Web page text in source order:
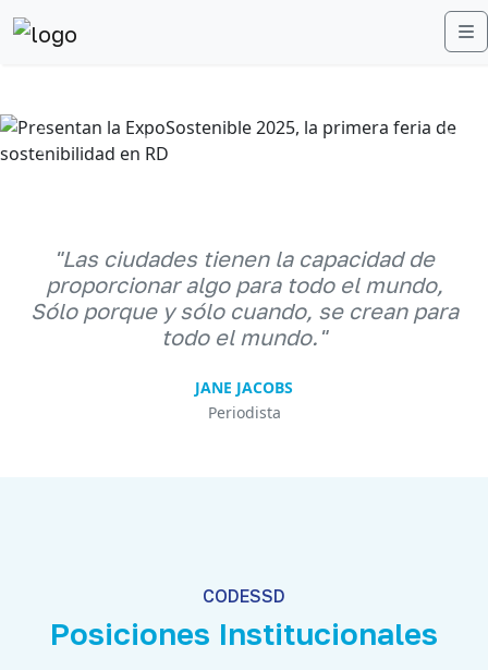
Anterior
"Las ciudades tienen la capacidad de
proporcionar algo para todo el mundo,
Sólo porque y sólo cuando, se crean para
todo el mundo."
JANE JACOBS
Periodista
CODESSD
Posiciones Institucionales